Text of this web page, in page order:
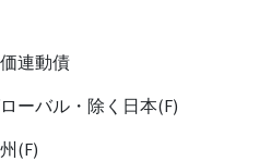
連動債
ーバル・除く日本(F)
(F)